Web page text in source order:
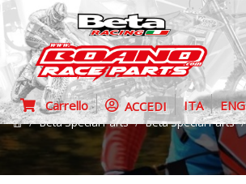
Carrello ACCEDI ITA ENG
Beta Special Parts Beta Special Parts